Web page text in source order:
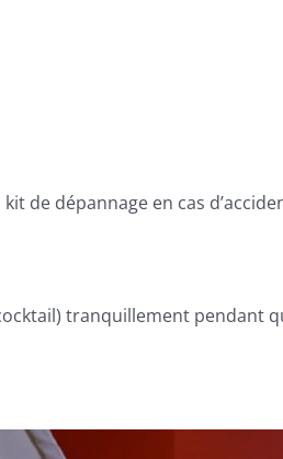
de dépannage en cas
tranquillement pendant